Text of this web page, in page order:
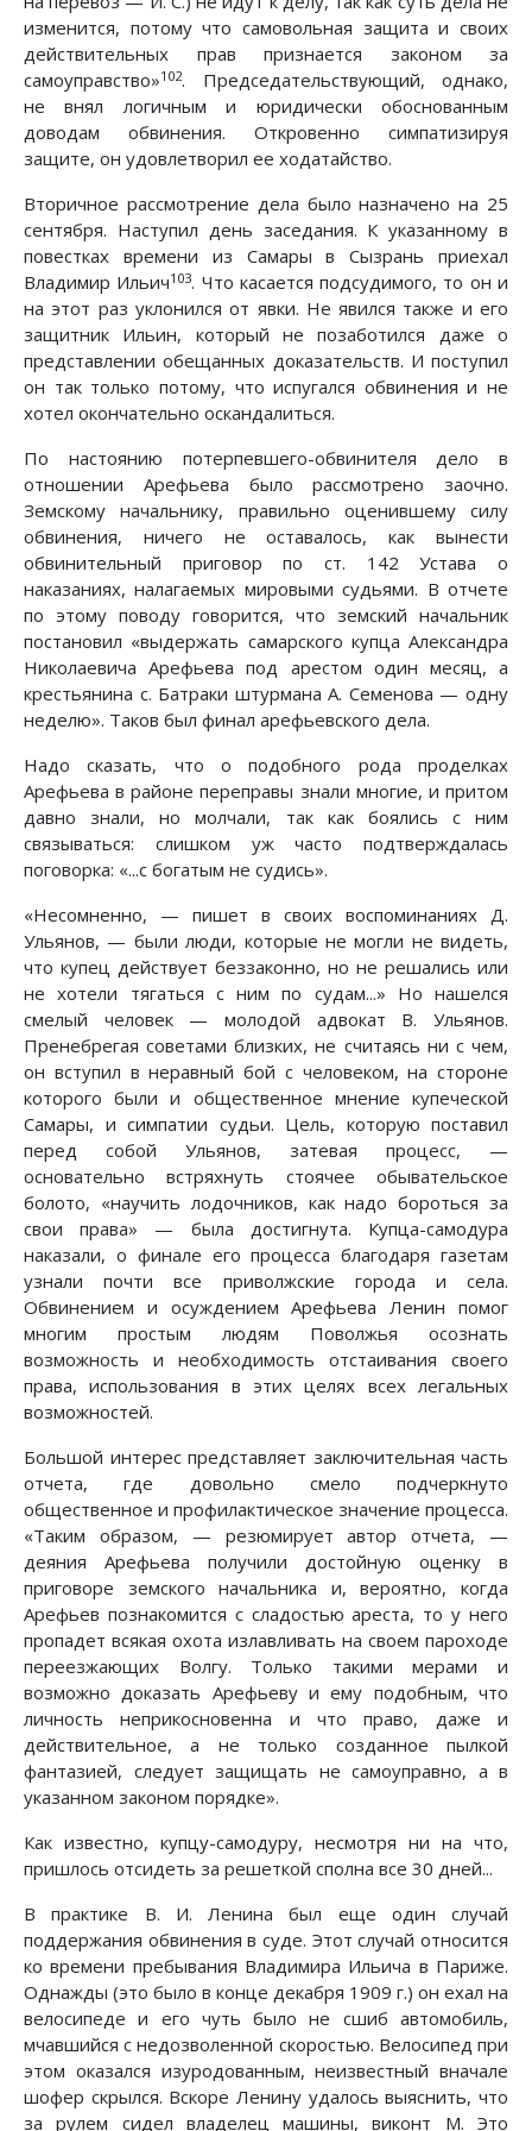
изменится, потому что самовольная защита и своих
действительных прав признается законом за
самоуправство»102. Председательствующий, однако,
не внял логичным и юридически обоснованным
доводам обвинения. Откровенно симпатизируя
защите, он удовлетворил ее ходатайство.
Вторичное рассмотрение дела было назначено на 25
сентября. Наступил день заседания. К указанному в
повестках времени из Самары в Сызрань приехал
Владимир Ильич103. Что касается подсудимого, то он и
на этот раз уклонился от явки. Не явился также и его
защитник Ильин, который не позаботился даже о
представлении обещанных доказательств. И поступил
он так только потому, что испугался обвинения и не
хотел окончательно оскандалиться.
По настоянию потерпевшего-обвинителя дело в
отношении Арефьева было рассмотрено заочно.
Земскому начальнику, правильно оценившему силу
обвинения, ничего не оставалось, как вынести
обвинительный приговор по ст. 142 Устава о
наказаниях, налагаемых мировыми судьями. В отчете
по этому поводу говорится, что земский начальник
постановил «выдержать самарского купца Александра
Николаевича Арефьева под арестом один месяц, а
крестьянина с. Батраки штурмана А. Семенова — одну
неделю». Таков был финал арефьевского дела.
Надо сказать, что о подобного рода проделках
Арефьева в районе переправы знали многие, и притом
давно знали, но молчали, так как боялись с ним
связываться: слишком уж часто подтверждалась
поговорка: «...с богатым не судись».
«Несомненно, — пишет в своих воспоминаниях Д.
Ульянов, — были люди, которые не могли не видеть,
что купец действует беззаконно, но не решались или
не хотели тягаться с ним по судам...» Но нашелся
смелый человек — молодой адвокат В. Ульянов.
Пренебрегая советами близких, не считаясь ни с чем,
он вступил в неравный бой с человеком, на стороне
которого были и общественное мнение купеческой
Самары, и симпатии судьи. Цель, которую поставил
перед собой Ульянов, затевая процесс, —
основательно встряхнуть стоячее обывательское
болото, «научить лодочников, как надо бороться за
свои права» — была достигнута. Купца-самодура
наказали, о финале его процесса благодаря газетам
узнали почти все приволжские города и села.
Обвинением и осуждением Арефьева Ленин помог
многим простым людям Поволжья осознать
возможность и необходимость отстаивания своего
права, использования в этих целях всех легальных
возможностей.
Большой интерес представляет заключительная часть
отчета, где довольно смело подчеркнуто
общественное и профилактическое значение процесса.
«Таким образом, — резюмирует автор отчета, —
деяния Арефьева получили достойную оценку в
приговоре земского начальника и, вероятно, когда
Арефьев познакомится с сладостью ареста, то у него
пропадет всякая охота излавливать на своем пароходе
переезжающих Волгу. Только такими мерами и
возможно доказать Арефьеву и ему подобным, что
личность неприкосновенна и что право, даже и
действительное, а не только созданное пылкой
фантазией, следует защищать не самоуправно, а в
указанном законом порядке».
Как известно, купцу-самодуру, несмотря ни на что,
пришлось отсидеть за решеткой сполна все 30 дней...
В практике В. И. Ленина был еще один случай
поддержания обвинения в суде. Этот случай относится
ко времени пребывания Владимира Ильича в Париже.
Однажды (это было в конце декабря 1909 г.) он ехал на
велосипеде и его чуть было не сшиб автомобиль,
мчавшийся с недозволенной скоростью. Велосипед при
этом оказался изуродованным, неизвестный вначале
шофер скрылся. Вскоре Ленину удалось выяснить, что
за рулем сидел владелец машины, виконт М. Это